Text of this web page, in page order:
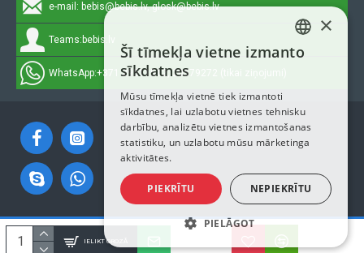
IELIKT GROZĀ
e-mail: bebis@bebis.lv, glosk@bebis.lv
Teams: bebis.lv
WhatsApp:+371 29511512, 20579272 (tikai ziņojumi)
Autortiesības © 2023, Bebis.lv, Visas tiesības aizsargātas
LATVIAN
ENGLISH
×
Šī tīmekļa vietne izmanto
sīkdatnes
Mūsu tīmekļa vietnē tiek izmantoti
sīkdatnes, lai uzlabotu vietnes tehnisku
darbību, analizētu vietnes izmantošanas
statistiku, un uzlabotu mūsu mārketinga
aktivitātes.
PIEKRĪTU NEPIEKRĪTU
PIELĀGOT